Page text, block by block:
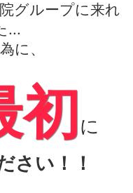
グループに来れ
...
に、
初に
さい！！